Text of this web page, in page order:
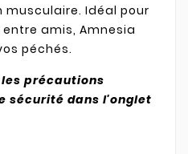
Idéal pour
amis, Amnesia
péchés.
précautions
sécurité dans l'onglet